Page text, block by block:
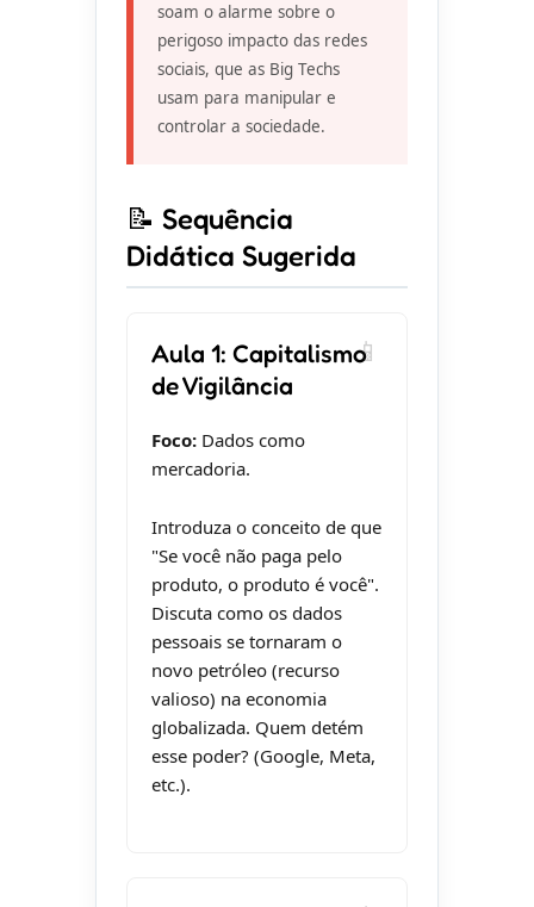
soam o alarme sobre o
perigoso impacto das redes
sociais, que as Big Techs
usam para manipular e
controlar a sociedade.
📝 Sequência
Didática Sugerida
Aula 1: Capitalismo
de Vigilância
Foco: Dados como
mercadoria.
Introduza o conceito de que
"Se você não paga pelo
produto, o produto é você".
Discuta como os dados
pessoais se tornaram o
novo petróleo (recurso
valioso) na economia
globalizada. Quem detém
esse poder? (Google, Meta,
etc.).